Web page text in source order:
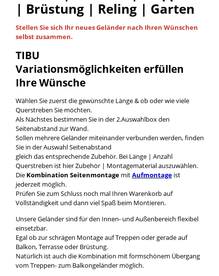
| Brüstung | Reling | Garten
Stellen Sie sich Ihr neues Geländer nach Ihren Wünschen
selbstzusammen.
TIBU
Variationsmöglichkeiten erfüllen
Ihre Wünsche
Wählen Sie zuerst die gewünschte Länge & ob oder wie viele
Querstreben Sie möchten.
Als Nächstes bestimmen Sie in der 2.Auswahlbox den
Seitenabstand zur Wand.
Sollen mehrere Geländer miteinander verbunden werden, finden
Sie in der Auswahl Seitenabstand
gleich das entsprechende Zubehör. Bei Länge | Anzahl
Querstreben ist hier Zubehör | Montagematerial auszuwählen.
Die Kombination Seitenmontage mitAufmontageist
jederzeit möglich.
Prüfen Sie zum Schluss noch mal Ihren Warenkorb auf
Vollständigkeit und dann viel Spaß beim Montieren.
Unsere Geländer sind für den Innen- und Außenbereich flexibel
einsetzbar.
Egal ob zur schrägen Montage auf Treppen oder gerade auf
Balkon, Terrasse oder Brüstung.
Natürlich ist auch die Kombination mit formschönem Übergang
vom Treppen- zum Balkongeländer möglich.